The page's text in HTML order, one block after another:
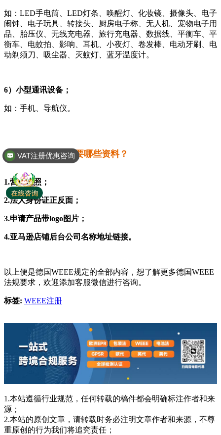
如：LED手电筒、LED灯条、唤醒灯、化妆镜、摄像头、电子
闹钟、电子玩具、转接头、厨房电子称、无人机、宠物电子用
品、胎压仪、无线充电器、旅行充电器、数据线、平衡车、平
衡车、电蚊拍、影响、耳机、小夜灯、卷发棒、电动牙刷、电
动剃须刀、吸尘器、灭蚊灯、蓝牙温度计。
6）小型通讯设备；
如：手机、导航仪。
一般注册WEEE需要哪些资料？
1.营业执照；
2.法人身份证正反面；
3.申请产品带logo图片；
4.亚马逊店铺后台公司名称地址链接。
以上便是德国WEEE规定的全部内容，想了解更多德国WEEE
法规要求，欢迎添加客服微信进行咨询。
标签: WEEE注册
1.本站遵循行业规范，任何转载的稿件都会明确标注作者和来
源；
2.本站的原创文章，请转载时务必注明文章作者和来源，不尊
重原创的行为我们将追究责任；
全球商标专利注册